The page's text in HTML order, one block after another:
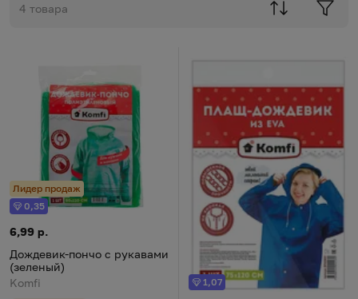
4 товара
Лидер продаж
Бонус
0,35
Дождевик-пончо с рукавами (зеленый)
Цена:
6,99 р.
Дождевик-пончо с рукавами
(зеленый)
Komfi
Бонус
1,07